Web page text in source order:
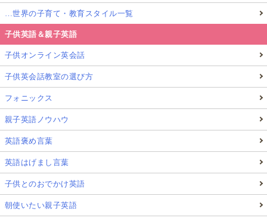
…世界の子育て・教育スタイル一覧
子供英語＆親子英語
子供オンライン英会話
子供英会話教室の選び方
フォニックス
親子英語ノウハウ
英語褒め言葉
英語はげまし言葉
子供とのおでかけ英語
朝使いたい親子英語